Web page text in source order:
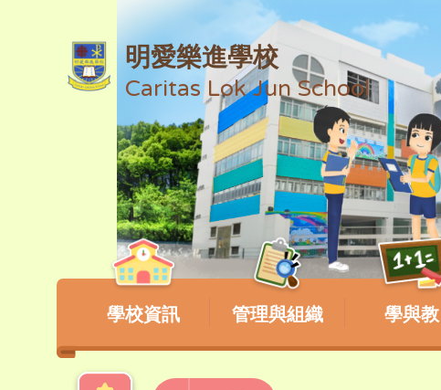
明愛樂進學校
Caritas Lok Jun School
學校資訊 管理與組織 學與教